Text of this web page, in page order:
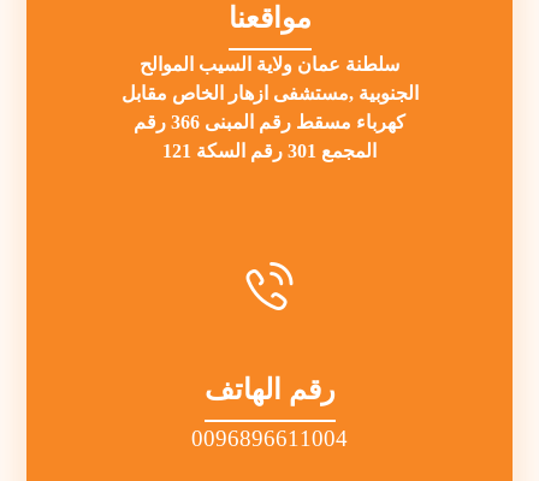
مواقعنا
سلطنة عمان ولاية السيب الموالح
الجنوبية ,مستشفى ازهار الخاص مقابل
كهرباء مسقط رقم المبنى 366 رقم
المجمع 301 رقم السكة 121
رقم الهاتف
0096896611004